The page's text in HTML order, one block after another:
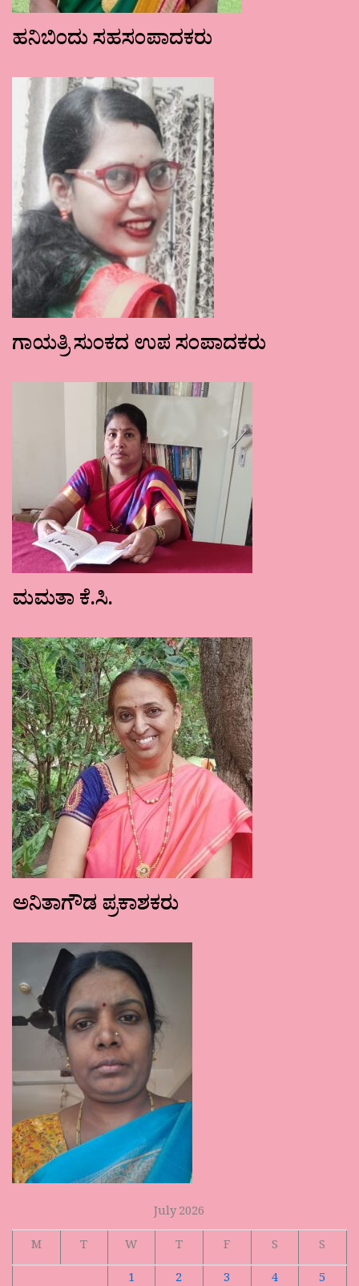
ಹನಿಬಿಂದು ಸಹಸಂಪಾದಕರು
ಗಾಯತ್ರಿ ಸುಂಕದ ಉಪ ಸಂಪಾದಕರು
ಮಮತಾ ಕೆ.ಸಿ.
ಅನಿತಾಗೌಡ ಪ್ರಕಾಶಕರು
July 2026
M
T W T F S
S
1
2 3 4
5